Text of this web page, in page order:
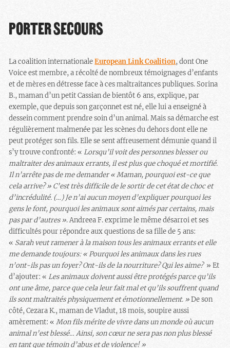
PORTER SECOURS
La coalition internationaleEuropean Link Coalition, dont One
Voice est membre, a récolté de nombreux témoignages d’enfants
et de mères en détresse face à ces maltraitances publiques. Sorina
B., maman d’un petit Cassian de bientôt 6 ans, explique, par
exemple, que depuis son garçonnet est né, elle lui a enseigné à
dessein comment prendre soin d’un animal. Mais sa démarche est
régulièrement malmenée par les scènes du dehors dont elle ne
peut protéger son fils. Elle se sent affreusement démunie quand il
s’y trouve confronté: «Lorsqu’il voit des personnes blesser ou
maltraiter des animaux errants, il est plus que choqué et mortifié.
Il n’arrête pas de me demander « Maman, pourquoi est-ce que
cela arrive? » C’est très difficile de le sortir de cet état de choc et
d’incrédulité. (…) Je n’ai aucun moyen d’expliquer pourquoi les
gens le font, pourquoi les animaux sont aimés par certains, mais
pas par d’autres ». Andreea F. exprime le même désarroi et ses
difficultés pour répondre aux questions de sa fille de 5 ans:
« Sarah veut ramener à la maison tous les animaux errants et elle
me demande toujours: « Pourquoi les animaux dans les rues
n’ont-ils pas un foyer? Ont-ils de la nourriture? Qui les aime? » Et
d’ajouter: «Les animaux doivent aussi être protégés parce qu’ils
ont une âme, parce que cela leur fait mal et qu’ils souffrent quand
ils sont maltraités physiquement et émotionnellement. »De son
côté, Cezara K., maman de Vladut, 18 mois, soupire aussi
amèrement: «Mon fils mérite de vivre dans un monde où aucun
animal n’est blessé… Ainsi, son cœur ne sera pas non plus blessé
en tant que témoin d’abus et de violence! »